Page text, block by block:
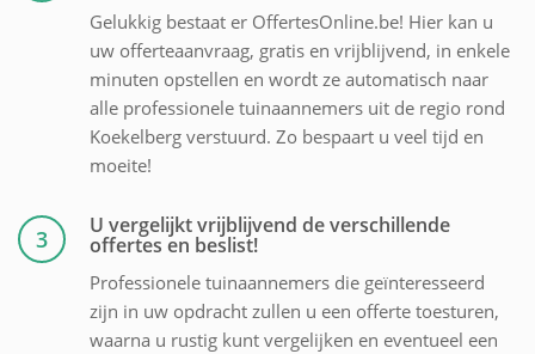
Gelukkig bestaat er OffertesOnline.be! Hier kan u
uw offerteaanvraag, gratis en vrijblijvend, in enkele
minuten opstellen en wordt ze automatisch naar
alle professionele tuinaannemers uit de regio rond
Koekelberg verstuurd. Zo bespaart u veel tijd en
moeite!
3 U vergelijkt vrijblijvend de verschillende
offertes en beslist!
Professionele tuinaannemers die geïnteresseerd
zijn in uw opdracht zullen u een offerte toesturen,
waarna u rustig kunt vergelijken en eventueel een